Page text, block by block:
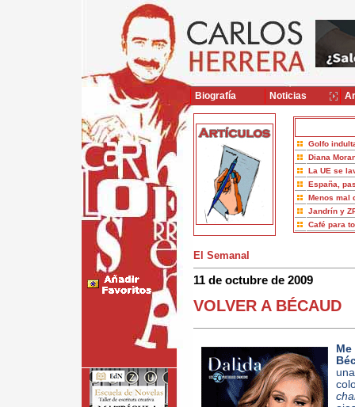
Golfo
Diana
La UE se
España,
Menos mal
Jandrín y
Café para
El Semanal
11 de octubre de 2009
VOLVER A BÉCAUD
Biografía Noticias